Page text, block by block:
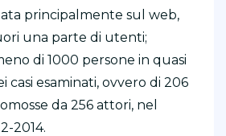
principalmente sul web,
una parte di utenti;
di 1000 persone in quasi
casi esaminati, ovvero di 206
da 256 attori, nel
2014.